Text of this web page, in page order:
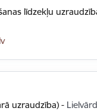
līdzekļu
uzraudzība) -